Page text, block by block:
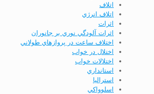
اتلاف
اتلاف انرژي
اثرات
اثرات آلودگي نوري بر جانوران
اختلاف ساعت در پروازهاي طولاني
اختلال در خواب
اختلالات خواب
استانداري
استرالیا
اسلوواكي